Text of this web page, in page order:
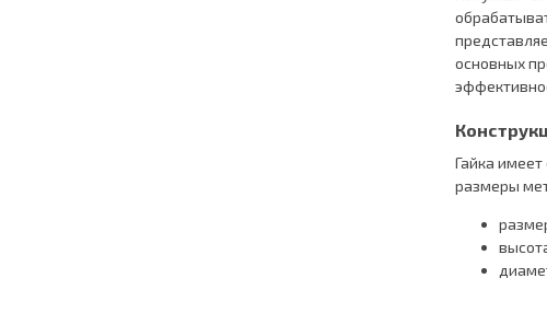
основных
Гайка
размеры